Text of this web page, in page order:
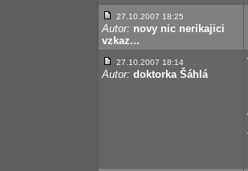
27.10.2007 18:25
Autor: novy nic nerikajici
vzkaz...
27.10.2007 18:14
Autor: doktorka Šáhlá